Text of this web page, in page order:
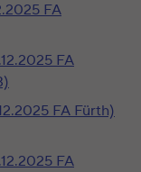
FA
FA
FA Fürth)
FA